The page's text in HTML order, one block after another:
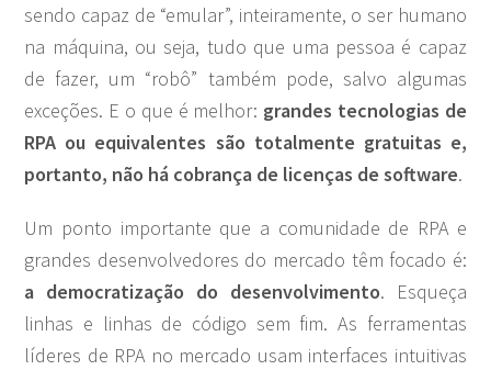
sendo capaz de “emular”, inteiramente, o ser humano
na máquina, ou seja, tudo que uma pessoa é capaz
de fazer, um “robô” também pode, salvo algumas
exceções. E o que é melhor: grandes tecnologias de
RPA ou equivalentes são totalmente gratuitas e,
portanto, não há cobrança de licenças de software.
Um ponto importante que a comunidade de RPA e
grandes desenvolvedores do mercado têm focado é:
a democratização do desenvolvimento. Esqueça
linhas e linhas de código sem fim. As ferramentas
líderes de RPA no mercado usam interfaces intuitivas